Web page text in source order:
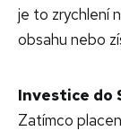
je to zrychlení
obsahu nebo
Investice do
Zatímco